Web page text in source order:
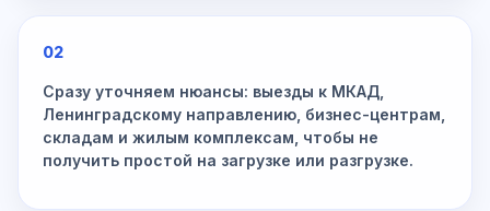
02
Сразу уточняем нюансы: выезды к МКАД,
Ленинградскому направлению, бизнес-центрам,
складам и жилым комплексам, чтобы не
получить простой на загрузке или разгрузке.